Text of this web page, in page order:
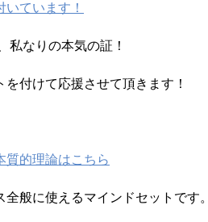
ています！
私なりの本気の証！
付けて応援させて頂きます！
質的理論はこちら
般に使えるマインドセットです。